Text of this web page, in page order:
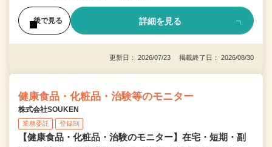
後で見る 詳細を見る
更新日： 2026/07/23 掲載終了日： 2026/08/30
健康食品・化粧品・治験等のモニター
株式会社SOUKEN
業務委託 登録制
【健康食品・化粧品・治験のモニター】在宅・短期・副